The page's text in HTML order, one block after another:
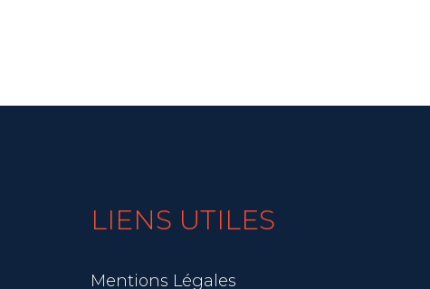
LIENS UTILES
Mentions Légales